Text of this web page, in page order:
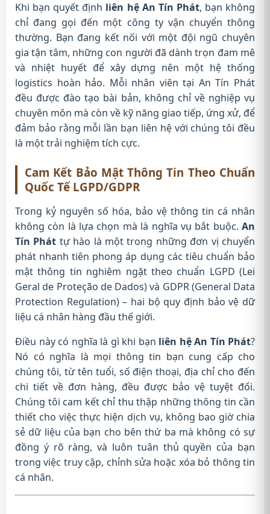
Khi bạn quyết định liên hệ An Tín Phát, bạn không
chỉ đang gọi đến một công ty vận chuyển thông
thường. Bạn đang kết nối với một đội ngũ chuyên
gia tận tâm, những con người đã dành trọn đam mê
và nhiệt huyết để xây dựng nên một hệ thống
logistics hoàn hảo. Mỗi nhân viên tại An Tín Phát
đều được đào tạo bài bản, không chỉ về nghiệp vụ
chuyên môn mà còn về kỹ năng giao tiếp, ứng xử, để
đảm bảo rằng mỗi lần bạn liên hệ với chúng tôi đều
là một trải nghiệm tích cực.
Cam Kết Bảo Mật Thông Tin Theo Chuẩn
Quốc Tế LGPD/GDPR
Trong kỷ nguyên số hóa, bảo vệ thông tin cá nhân
không còn là lựa chọn mà là nghĩa vụ bắt buộc. An
Tín Phát tự hào là một trong những đơn vị chuyển
phát nhanh tiên phong áp dụng các tiêu chuẩn bảo
mật thông tin nghiêm ngặt theo chuẩn LGPD (Lei
Geral de Proteção de Dados) và GDPR (General Data
Protection Regulation) – hai bộ quy định bảo vệ dữ
liệu cá nhân hàng đầu thế giới.
Điều này có nghĩa là gì khi bạn liên hệ An Tín Phát?
Nó có nghĩa là mọi thông tin bạn cung cấp cho
chúng tôi, từ tên tuổi, số điện thoại, địa chỉ cho đến
chi tiết về đơn hàng, đều được bảo vệ tuyệt đối.
Chúng tôi cam kết chỉ thu thập những thông tin cần
thiết cho việc thực hiện dịch vụ, không bao giờ chia
sẻ dữ liệu của bạn cho bên thứ ba mà không có sự
đồng ý rõ ràng, và luôn tuân thủ quyền của bạn
trong việc truy cập, chỉnh sửa hoặc xóa bỏ thông tin
cá nhân.